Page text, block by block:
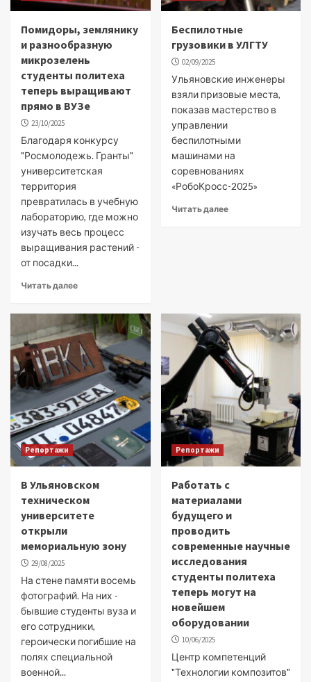
Помидоры, землянику
и разнообразную
микрозелень
студенты политеха
теперь выращивают
прямо в ВУЗе
23/10/2025
Благодаря конкурсу
"Росмолодежь. Гранты"
университетская
территория
превратилась в учебную
лабораторию, где можно
изучать весь процесс
выращивания растений -
от посадки...
Читать далее
Беспилотные
грузовики в УЛГТУ
02/09/2025
Ульяновские инженеры
взяли призовые места,
показав мастерство в
управлении
беспилотными
машинами на
соревнованиях
«РобоКросс-2025»
Читать далее
Репортажи
В Ульяновском
техническом
университете
открыли
мемориальную зону
29/08/2025
На стене памяти восемь
фотографий. На них -
бывшие студенты вуза и
его сотрудники,
героически погибшие на
полях специальной
военной...
Репортажи
Работать с
материалами
будущего и
проводить
современные научные
исследования
студенты политеха
теперь могут на
новейшем
оборудовании
10/06/2025
Центр компетенций
"Технологии композитов"